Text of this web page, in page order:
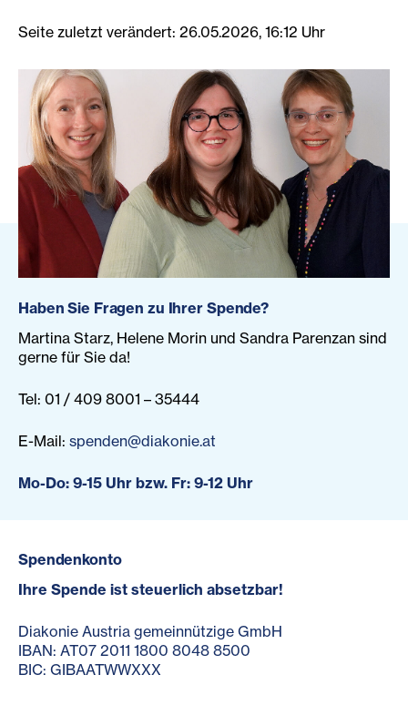
Seite zuletzt verändert: 26.05.2026, 16:12 Uhr
Spendenkonto
Ihre Spende ist steuerlich absetzbar!
Diakonie Austria gemeinnützige GmbH
IBAN: AT07 2011 1800 8048 8500
BIC: GIBAATWWXXX
Haben Sie Fragen zu Ihrer Spende?
Martina Starz, Helene Morin und Sandra Parenzan sind
gerne für Sie da!
Tel: 01 / 409 8001 – 35444
E-Mail: spenden@diakonie.at
Mo-Do: 9-15 Uhr bzw. Fr: 9-12 Uhr